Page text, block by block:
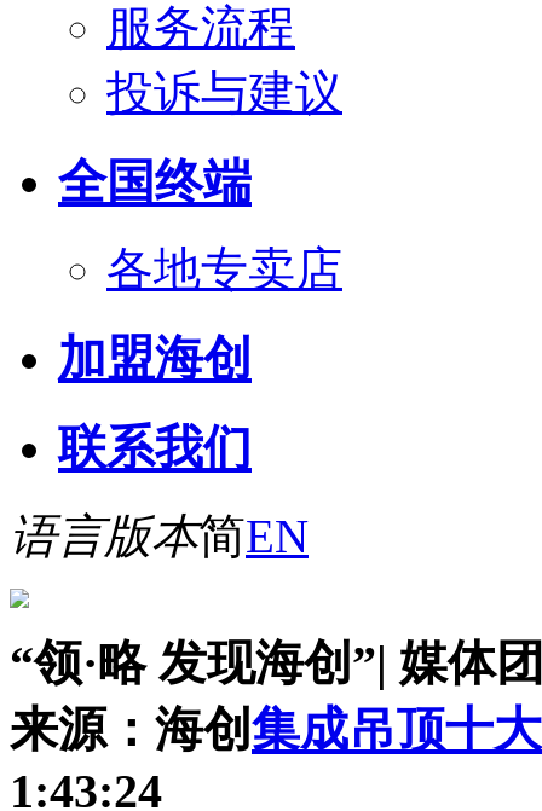
服务流程
投诉与建议
全国终端
各地专卖店
加盟海创
联系我们
语言版本简EN
“领·略 发现海创”| 媒体
来源：海创集成吊顶十
1:43:24